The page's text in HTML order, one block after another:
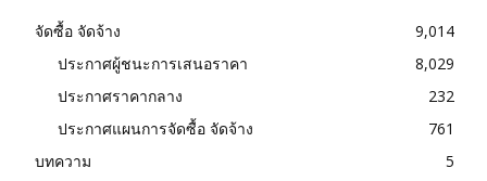
จัดซื้อ จัดจ้าง
9,014
ประกาศผู้ชนะการเสนอราคา
8,029
ประกาศราคากลาง
232
ประกาศแผนการจัดซื้อ จัดจ้าง
761
บทความ
5